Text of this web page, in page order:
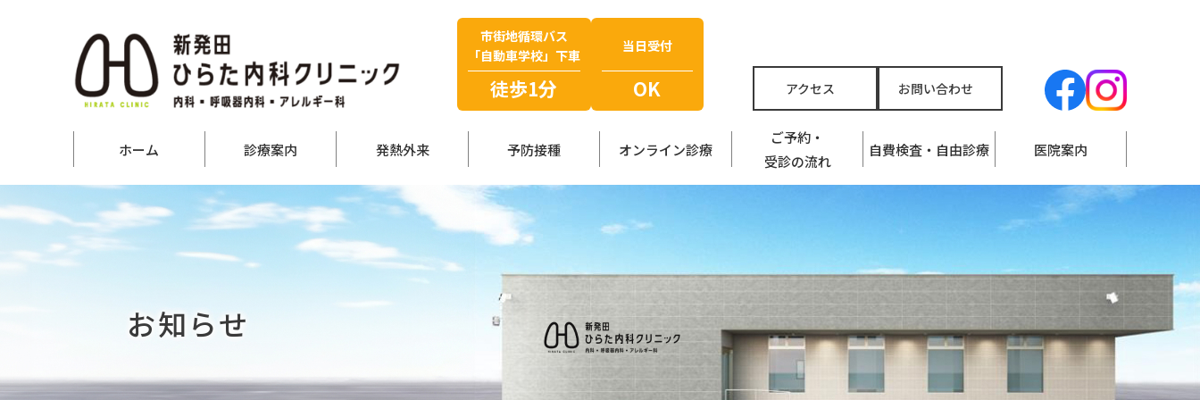
市街地循環バス
「自動車学校」下車
徒歩1分
当日受付
OK アクセス お問い合わせ
ホーム 診療案内 発熱外来 予防接種 オンライン診療
ご予約・
受診の流れ
自費検査・自由診療 医院案内
お知らせ